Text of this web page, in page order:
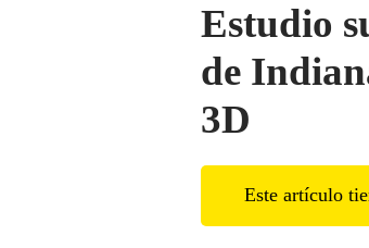
Estudio
de
3D
Este artículo